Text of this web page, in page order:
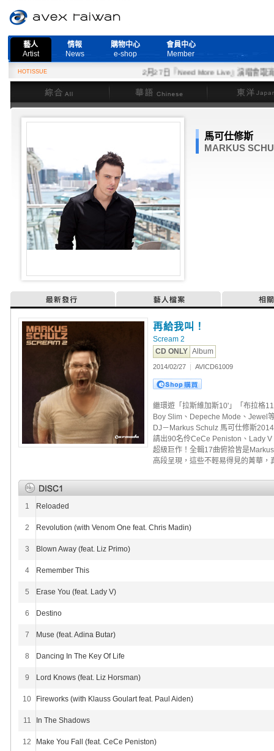
藝人
Artist
情報
News
購物中心
e-shop
會員中心
Member
HOTISSUE
2月27日『Need More Live』演唱會取消公
綜合
華語 東洋
馬可仕修斯
MARKUS
最新發行 藝人檔案 相
再給我叫！
Scream 2
CD ONLY Album
2014/02/27 | AVICD61009
繼環遊「拉斯維加斯10'」「布拉格
Boy Slim、Depeche Mode、Jewel
DJ－Markus Schulz 馬可仕修斯
請出90名伶CeCe Peniston、Lady
超級巨作！全輯17曲俯拾皆是
高段呈現，這些不輕易得見的菁華
1 Reloaded
2 Revolution (with Venom One feat. Chris Madin)
3 Blown Away (feat. Liz Primo)
4 Remember This
5 Erase You (feat. Lady V)
6 Destino
7 Muse (feat. Adina Butar)
8 Dancing In The Key Of Life
9 Lord Knows (feat. Liz Horsman)
10 Fireworks (with Klauss Goulart feat. Paul Aiden)
11 In The Shadows
12 Make You Fall (feat. CeCe Peniston)